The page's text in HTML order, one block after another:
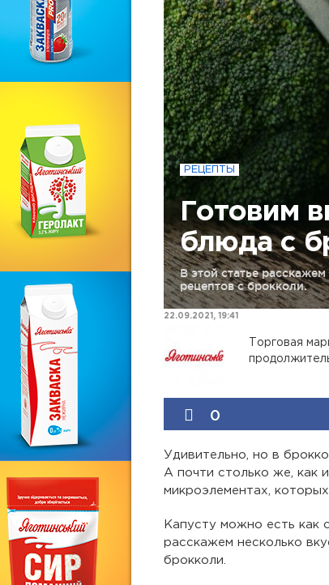
РЕЦЕПТЫ
Готовим
блюда с
В этой статье
рецептов с брокколи.
22.09.2021, 19:41
Торговая
0
Удивительно, но в
А почти столько же, как
микроэлементах,
Капусту можно есть как
расскажем несколько
брокколи.